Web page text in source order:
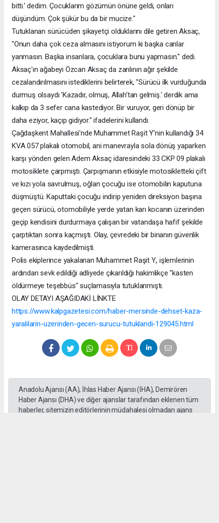
bitti.' dedim. Çocuklarım gözümün önüne geldi, onları
düşündüm. Çok şükür bu da bir mucize."
Tutuklanan sürücüden şikayetçi olduklarını dile getiren Aksaç,
"Onun daha çok ceza almasını istiyorum ki başka canlar
yanmasın. Başka insanlara, çocuklara bunu yapmasın." dedi.
Aksaç'ın ağabeyi Özcan Aksaç da zanlının ağır şekilde
cezalandırılmasını istediklerini belirterek, "Sürücü ilk vurduğunda
durmuş olsaydı 'Kazadır, olmuş, Allah'tan gelmiş.' derdik ama
kalkıp da 3 sefer cana kastediyor. Bir vuruyor, geri dönüp bir
daha eziyor, kaçıp gidiyor." ifadelerini kullandı.
Çağdaşkent Mahallesi'nde Muhammet Raşit Y'nin kullandığı 34
KVA 057 plakalı otomobil, ani manevrayla sola dönüş yaparken
karşı yönden gelen Adem Aksaç idaresindeki 33 CKP 09 plakalı
motosiklete çarpmıştı. Çarpışmanın etkisiyle motosikletteki çift
ve kızı yola savrulmuş, oğlan çocuğu ise otomobilin kaputuna
düşmüştü. Kaputtaki çocuğu indirip yeniden direksiyon başına
geçen sürücü, otomobiliyle yerde yatan karı kocanın üzerinden
geçip kendisini durdurmaya çalışan bir vatandaşa hafif şekilde
çarptıktan sonra kaçmıştı. Olay, çevredeki bir binanın güvenlik
kamerasınca kaydedilmişti.
Polis ekiplerince yakalanan Muhammet Raşit Y., işlemlerinin
ardından sevk edildiği adliyede çıkarıldığı hakimlikçe "kasten
öldürmeye teşebbüs" suçlamasıyla tutuklanmıştı.
OLAY DETAYI AŞAĞIDAKİ LİNKTE
https://www.kalpgazetesi.com/haber-mersinde-dehset-kaza-
yaralilarin-uzerinden-gecen-surucu-tutuklandi-129045.html
Anadolu Ajansı (AA), İhlas Haber Ajansı (İHA), Demirören
Haber Ajansı (DHA) ve diğer ajanslar tarafından eklenen tüm
haberler, sitemizin editörlerinin müdahalesi olmadan ajans